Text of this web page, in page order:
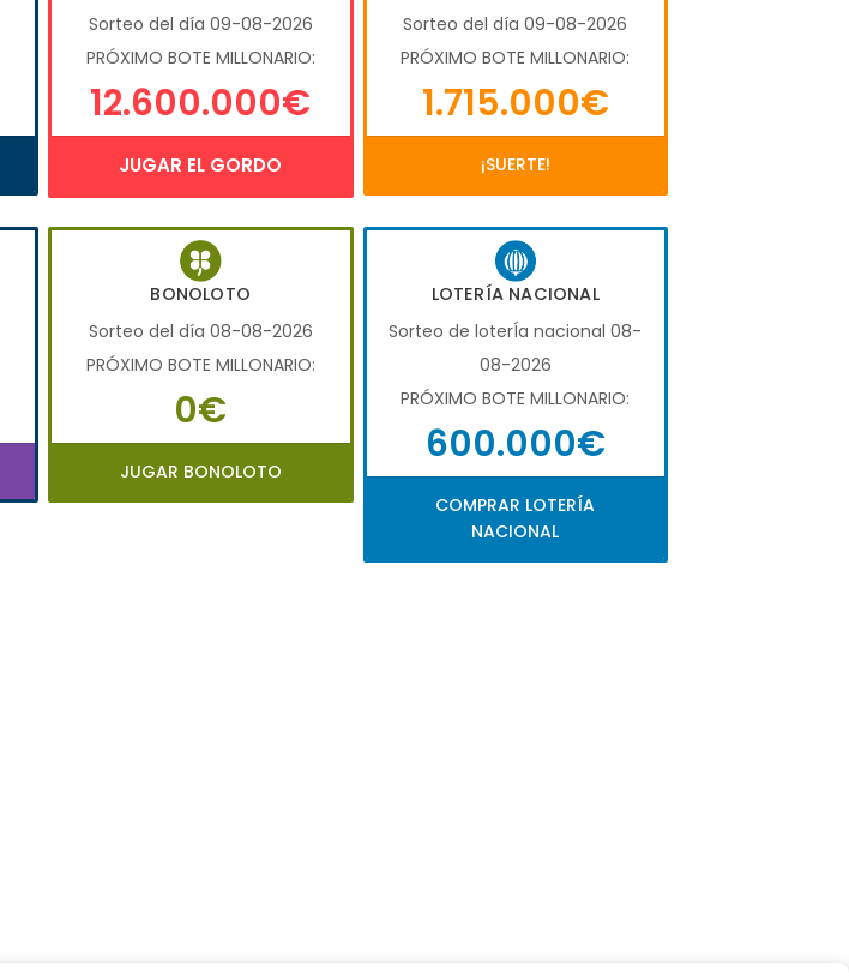
Sorteo del día 09-08-2026
PRÓXIMO BOTE MILLONARIO:
12.600.000€
JUGAR EL GORDO
Sorteo del día 09-08-2026
PRÓXIMO BOTE MILLONARIO:
1.715.000€
¡SUERTE!
BONOLOTO
Sorteo del día 08-08-2026
PRÓXIMO BOTE MILLONARIO:
0€
JUGAR BONOLOTO
LOTERÍA NACIONAL
Sorteo de loterÍa nacional 08-
08-2026
PRÓXIMO BOTE MILLONARIO:
600.000€
COMPRAR LOTERÍA
NACIONAL